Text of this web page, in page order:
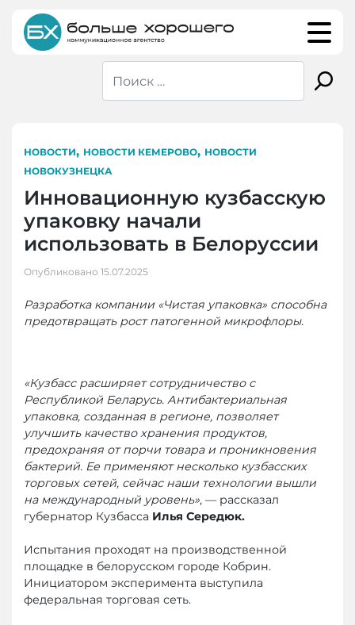
content
НОВОСТИ, НОВОСТИ КЕМЕРОВО, НОВОСТИ
НОВОКУЗНЕЦКА
Инновационную кузбасскую
упаковку начали
использовать в Белоруссии
Опубликовано 15.07.2025
Разработка компании «Чистая упаковка» способна
предотвращать рост патогенной микрофлоры.
«Кузбасс расширяет сотрудничество с
Республикой Беларусь. Антибактериальная
упаковка, созданная в регионе, позволяет
улучшить качество хранения продуктов,
предохраняя от порчи товара и проникновения
бактерий. Ее применяют несколько кузбасских
торговых сетей, сейчас наши технологии вышли
на международный уровень», — рассказал
губернатор Кузбасса Илья Середюк.
Испытания проходят на производственной
площадке в белорусском городе Кобрин.
Инициатором эксперимента выступила
федеральная торговая сеть.